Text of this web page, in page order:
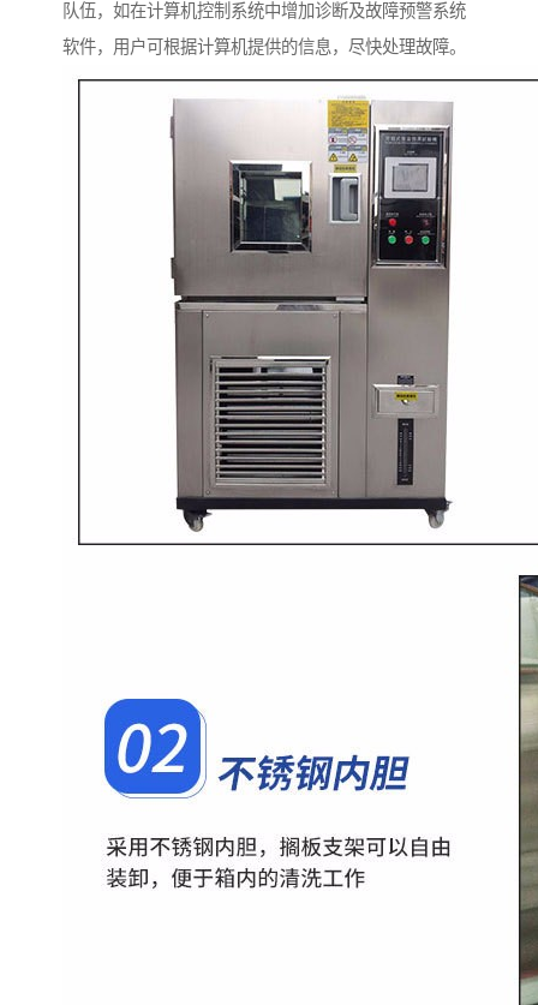
队伍，如在计算机控制系统中增加诊断及故障预警系统
软件，用户可根据计算机提供的信息，尽快处理故障。